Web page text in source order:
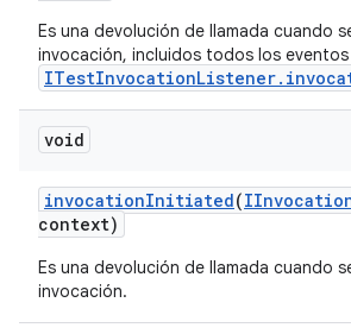
Es una devolución de llamada cuando
invocación, incluidos todos los eventos
void
invocationInitiated(
context)
Es una devolución de llamada cuando
invocación.